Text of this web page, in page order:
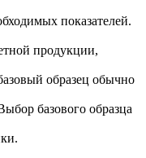
показателей.
продукции,
образец обычно
базового образца